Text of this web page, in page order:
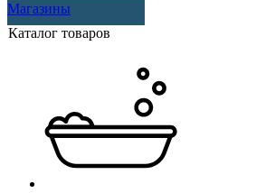
Магазины
Каталог товаров